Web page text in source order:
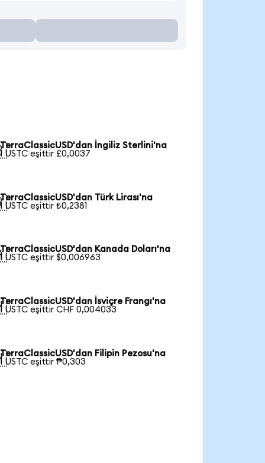
TerraClassicUSD'dan İngiliz Sterlini'na
1 USTC eşittir £0,0037
TerraClassicUSD'dan Türk Lirası'na
1 USTC eşittir ₺0,2381
TerraClassicUSD'dan Kanada Doları'na
1 USTC eşittir $0,006963
TerraClassicUSD'dan İsviçre Frangı'na
1 USTC eşittir CHF 0,004033
TerraClassicUSD'dan Filipin Pezosu'na
1 USTC eşittir ₱0,303